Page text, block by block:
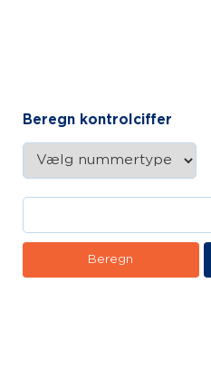
Beregn kontrolciffer
Beregn